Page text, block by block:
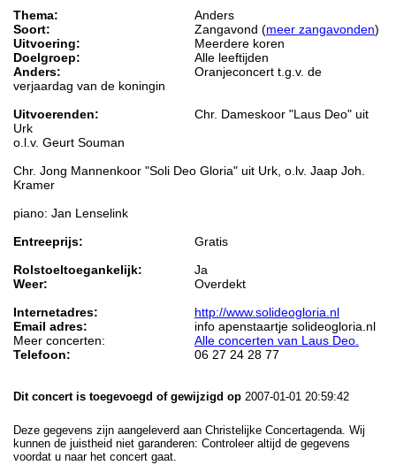
Thema:
Anders
Soort:
Zangavond (meer zangavonden)
Uitvoering:
Meerdere koren
Doelgroep:
Alle leeftijden
Anders:
Oranjeconcert t.g.v. de
verjaardag van de koningin
Uitvoerenden:
Chr. Dameskoor "Laus Deo" uit
Urk
o.l.v. Geurt Souman
Chr. Jong Mannenkoor "Soli Deo Gloria" uit Urk, o.lv. Jaap Joh.
Kramer
piano: Jan Lenselink
Entreeprijs:
Gratis
Rolstoeltoegankelijk:
Ja
Weer:
Overdekt
Internetadres:
http://www.solideogloria.nl
Email adres:
info apenstaartje solideogloria.nl
Meer concerten:
Alle concerten van Laus Deo.
Telefoon:
06 27 24 28 77
Dit concert is toegevoegd of gewijzigd op 2007-01-01 20:59:42
Deze gegevens zijn aangeleverd aan Christelijke Concertagenda. Wij
kunnen de juistheid niet garanderen: Controleer altijd de gegevens
voordat u naar het concert gaat.